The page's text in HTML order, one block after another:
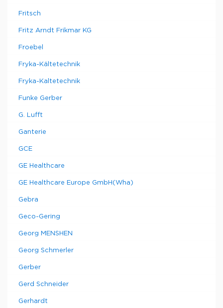
Fritsch
Fritz Arndt Frikmar KG
Froebel
Fryka-Kältetechnik
Fryka-Kaltetechnik
Funke Gerber
G. Lufft
Ganterie
GCE
GE Healthcare
GE Healthcare Europe GmbH(Wha)
Gebra
Geco-Gering
Georg MENSHEN
Georg Schmerler
Gerber
Gerd Schneider
Gerhardt